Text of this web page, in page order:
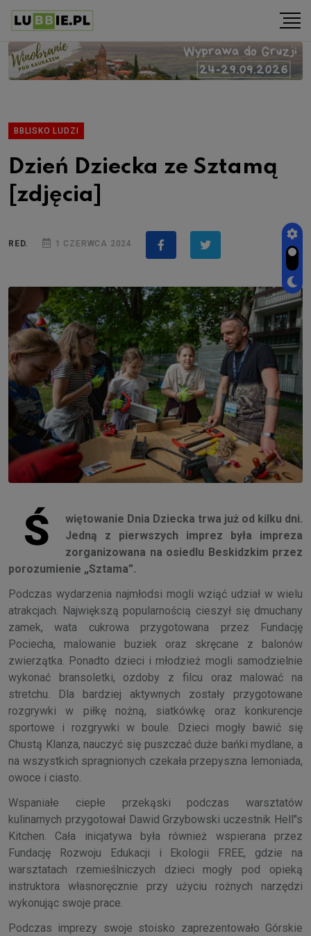
BBLISKO LUDZI
Dzień Dziecka ze Sztamą
[zdjęcia]
RED. 1 CZERWCA 2024
Ś
więtowanie Dnia Dziecka trwa już od kilku dni.
Jedną z pierwszych imprez była impreza
zorganizowana na osiedlu Beskidzkim przez
porozumienie „Sztama”.
Podczas wydarzenia najmłodsi mogli wziąć udział w wielu
atrakcjach. Największą popularnością cieszył się dmuchany
zamek, wata cukrowa przygotowana przez Fundację
Pociecha, malowanie buziek oraz skręcane z balonów
zwierzątka. Ponadto dzieci i młodzież mogli samodzielnie
wykonać bransoletki, ozdoby z filcu oraz malować na
stretchu. Dla bardziej aktywnych zostały przygotowane
rozgrywki w piłkę nożną, siatkówkę oraz konkurencje
sportowe i rozgrywki w boule. Dzieci mogły bawić się
Chustą Klanza, nauczyć się puszczać duże bańki mydlane, a
na wszystkich spragnionych czekała przepyszna lemoniada,
owoce i ciasto.
Wspaniałe ciepłe przekąski podczas warsztatów
kulinarnych przygotował Dawid Grzybowski uczestnik Hell"s
Kitchen. Cała inicjatywa była również wspierana przez
Fundację Rozwoju Edukacji i Ekologii FREE, gdzie na
warsztatach rzemieślniczych dzieci mogły pod opieką
instruktora własnoręcznie przy użyciu rożnych narzędzi
wykonując swoje prace.
Podczas imprezy swoje stoisko zaprezentowało Górskie